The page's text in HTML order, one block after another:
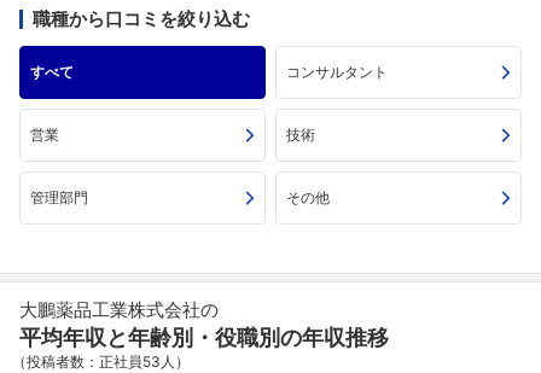
職種から口コミを絞り込む
すべて コンサルタント
営業 技術
管理部門 その他
大鵬薬品工業株式会社の
平均年収と年齢別・役職別の年収推移
（投稿者数：正社員53人）